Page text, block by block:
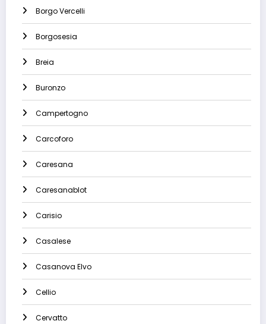
Borgo Vercelli
Borgosesia
Breia
Buronzo
Campertogno
Carcoforo
Caresana
Caresanablot
Carisio
Casalese
Casanova Elvo
Cellio
Cervatto